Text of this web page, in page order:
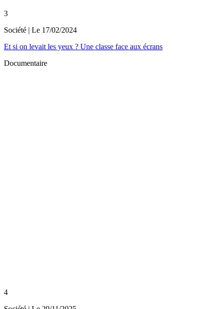
3
Société | Le 17/02/2024
Et si on levait les yeux ? Une classe face aux écrans
Documentaire
4